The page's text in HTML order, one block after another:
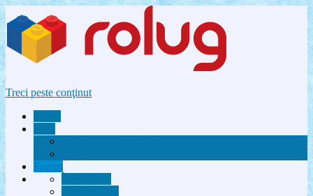
Treci peste conţinut
Forum